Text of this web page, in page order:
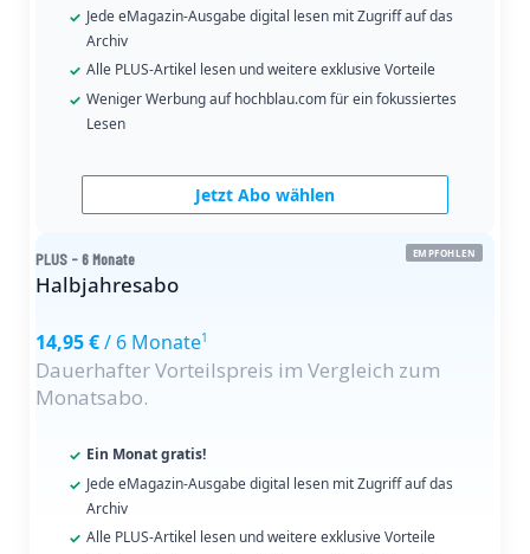
Jede eMagazin-Ausgabe digital lesen mit Zugriff auf das
Archiv
Alle PLUS-Artikel lesen und weitere exklusive Vorteile
Weniger Werbung auf hochblau.com für ein fokussiertes
Lesen
Jetzt Abo wählen
EMPFOHLEN
PLUS - 6 Monate
Halbjahresabo
14,95 €/ 6 Monate1
Dauerhafter Vorteilspreis im Vergleich zum
Monatsabo.
Ein Monat gratis!
Jede eMagazin-Ausgabe digital lesen mit Zugriff auf das
Archiv
Alle PLUS-Artikel lesen und weitere exklusive Vorteile